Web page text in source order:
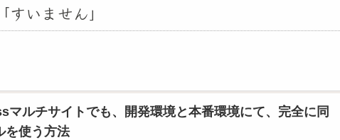
いません」
マルチサイトでも、開発環境と本番環境にて、完全に同
を使う方法